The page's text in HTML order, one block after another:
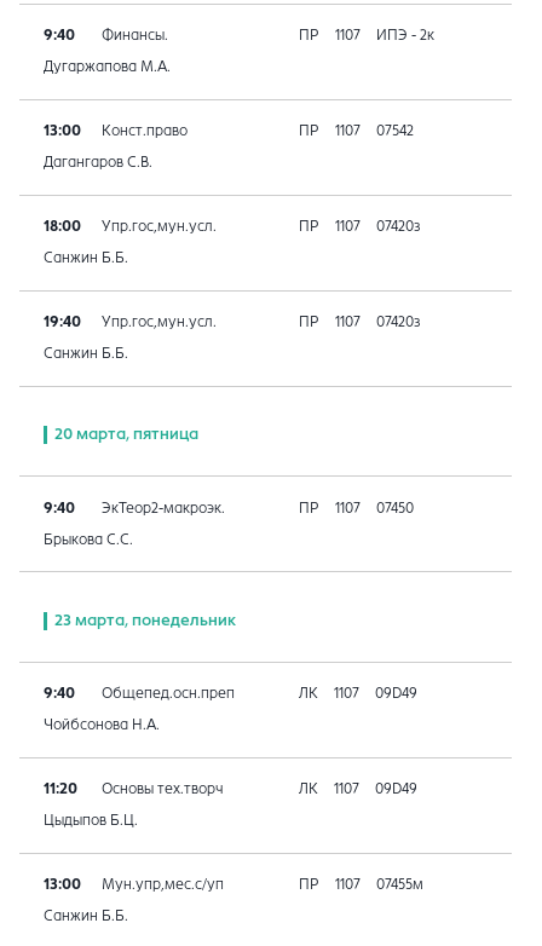
9:40 Финансы. ПР 1107 ИПЭ - 2к
Дугаржапова М.А.
13:00 Конст.право ПР 1107 07542
Дагангаров С.В.
18:00 Упр.гос,мун.усл. ПР 1107 07420з
Санжин Б.Б.
19:40 Упр.гос,мун.усл. ПР 1107 07420з
Санжин Б.Б.
20 марта, пятница
9:40 ЭкТеор2-макроэк. ПР 1107 07450
Брыкова С.С.
23 марта, понедельник
9:40 Общепед.осн.преп ЛК 1107 09D49
Чойбсонова Н.А.
11:20 Основы тех.творч ЛК 1107 09D49
Цыдыпов Б.Ц.
13:00 Мун.упр,мес.с/уп ПР 1107 07455м
Санжин Б.Б.